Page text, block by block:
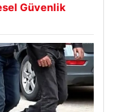
Güvenlik